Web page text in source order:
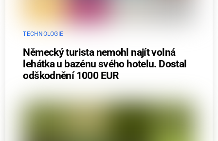
TECHNOLOGIE
Německý turista nemohl najít volná
lehátka u bazénu svého hotelu. Dostal
odškodnění 1000 EUR